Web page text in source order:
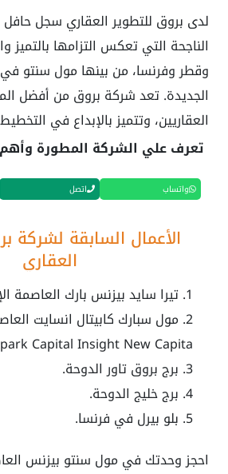
لدى بروق للتطوير العقاري سجل
الناجحة التي تعكس التزامها
وقطر وفرنسا، من بينها مول سنتو في
الجديدة. تعد شركة بروق من أفضل
العقاريين، وتتميز بالإبداع في
تعرف علي الشركة المطورة
واتساب اتصل
الأعمال السابقة لشركة
العقاري
تيرا سايد بيزنس بارك العاصمة
مول سبارك كابيتال انسايت
Capital Insight New Capita.
برج بروق تاور الدوحة.
برج خليج الدوحة.
بلو بيرل في فرنسا.
احجز وحدتك في مول سنتو بيزنس